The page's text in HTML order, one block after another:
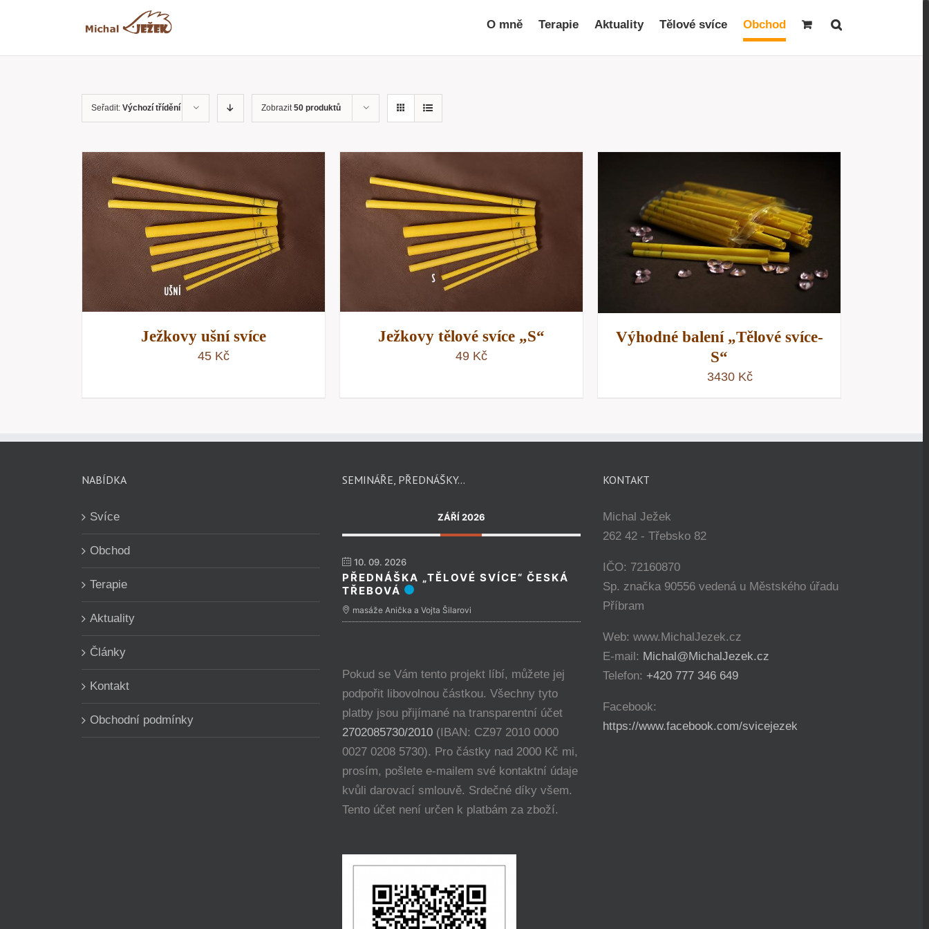
O mně Terapie Aktuality Tělové svíce Obchod
Seřadit: Výchozí třídění Zobrazit50 produktů
Ježkovy ušní svíce
45 Kč
PŘIDAT DO KOŠÍKU /
RYCHLÝ
NÁHLED
Ježkovy tělové svíce „S“
49 Kč
PŘIDAT DO KOŠÍKU /
RYCHLÝ
NÁHLED
Výhodné balení „Tělové svíce-
S“
3430 Kč
NABÍDKA
Svíce
Obchod
Terapie
Aktuality
Články
Kontakt
Obchodní podmínky
SEMINÁŘE, PŘEDNÁŠKY…
ZÁŘÍ 2026
10. 09. 2026
PŘEDNÁŠKA „TĚLOVÉ SVÍCE“ ČESKÁ
TŘEBOVÁ
masáže Anička a Vojta Šilarovi
Pokud se Vám tento projekt líbí, můžete jej
podpořit libovolnou částkou. Všechny tyto
platby jsou přijímané na transparentní účet
2702085730/2010(IBAN: CZ97 2010 0000
0027 0208 5730). Pro částky nad 2000 Kč mi,
prosím, pošlete e-mailem své kontaktní údaje
kvůli darovací smlouvě. Srdečné díky všem.
Tento účet není určen k platbám za zboží.
KONTAKT
Michal Ježek
262 42 - Třebsko 82
IČO: 72160870
Sp. značka 90556 vedená u Městského úřadu
Příbram
Web: www.MichalJezek.cz
E-mail: Michal@MichalJezek.cz
Telefon: +420 777 346 649
Facebook:
https://www.facebook.com/svicejezek